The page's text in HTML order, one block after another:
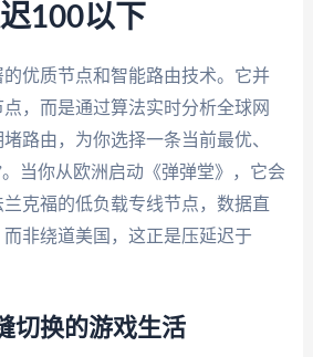
100以下
优质节点和智能路由技术。它并
，而是通过算法实时分析全球网
路由，为你选择一条当前最优、
当你从欧洲启动《弹弹堂》，它会
克福的低负载专线节点，数据直
非绕道美国，这正是压延迟于
切换的游戏生活